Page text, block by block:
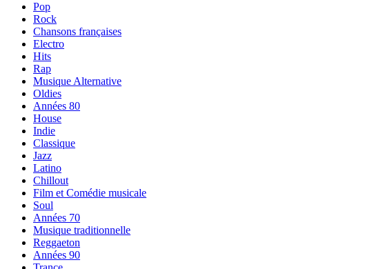
Pop
Rock
Chansons françaises
Electro
Hits
Rap
Musique Alternative
Oldies
Années 80
House
Indie
Classique
Jazz
Latino
Chillout
Film et Comédie musicale
Soul
Années 70
Musique traditionnelle
Reggaeton
Années 90